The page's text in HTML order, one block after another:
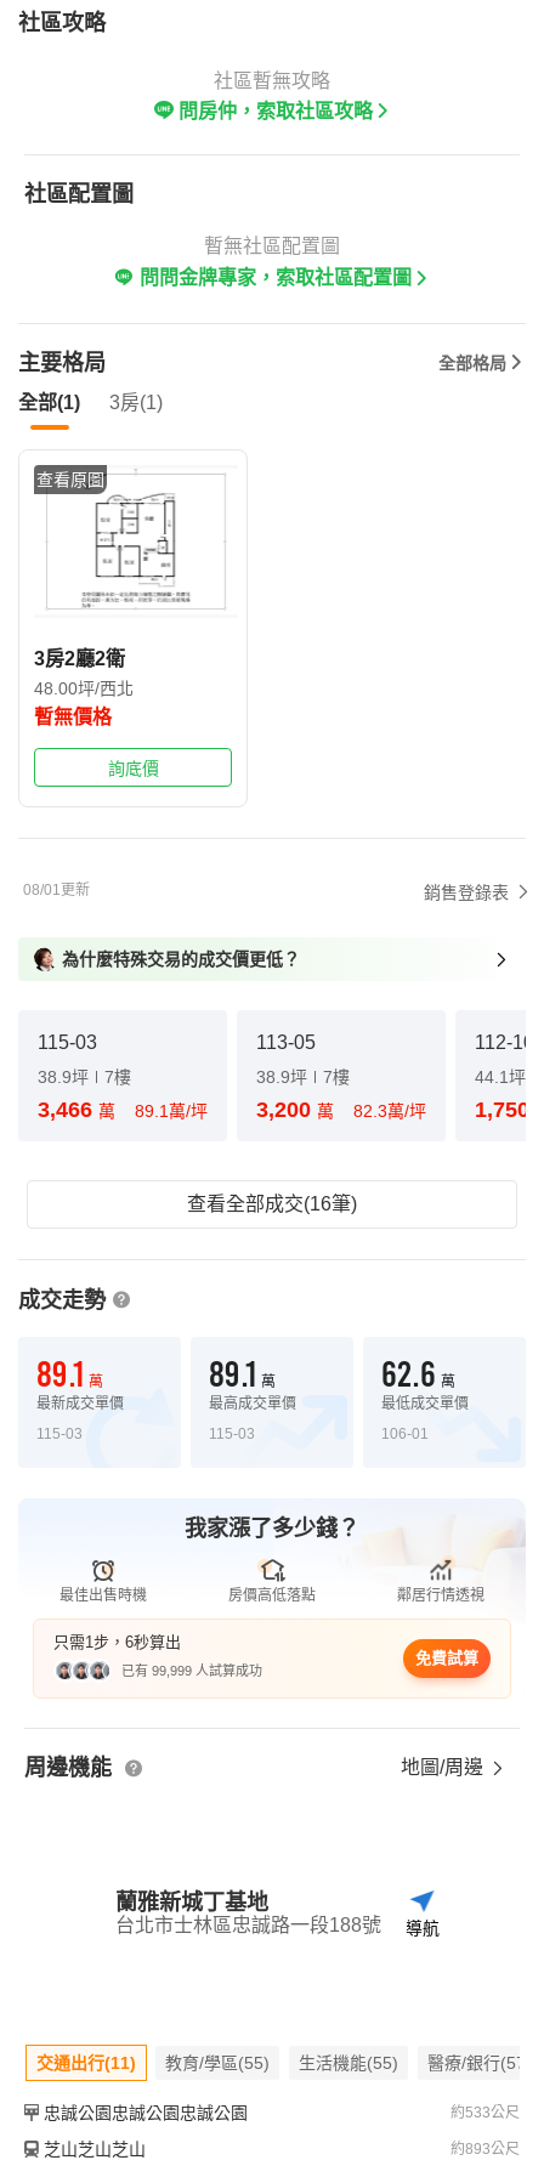
社區攻略
社區暫無攻略
問房仲，索取社區攻略
社區配置圖
暫無社區配置圖
問問金牌專家，索取社區配置圖
主要格局 全部格局
全部(1) 3房(1)
查看原圖
3房2廳2衛
48.00坪/西北
暫無價格
詢底價
08/01更新 銷售登錄表
為什麼特殊交易的成交價更低？
115-03
38.9坪 7樓
3,466 萬 89.1萬/坪
113-05
38.9坪 7樓
3,200 萬 82.3萬/坪
112-10
44.1坪
1,750
查看全部成交(16筆)
成交走勢
89.1 萬
最新成交單價
115-03
89.1 萬
最高成交單價
115-03
62.6 萬
最低成交單價
106-01
我家漲了多少錢？
最佳出售時機 房價高低落點 鄰居行情透視
只需1步，6秒算出
已有 99,999 人試算成功
免費試算
周邊機能 地圖/周邊
蘭雅新城丁基地
台北市士林區忠誠路一段188號 導航
交通出行(11) 教育/學區(55) 生活機能(55) 醫療/銀行(57)
忠誠公園忠誠公園忠誠公園 約533公尺
芝山芝山芝山 約893公尺